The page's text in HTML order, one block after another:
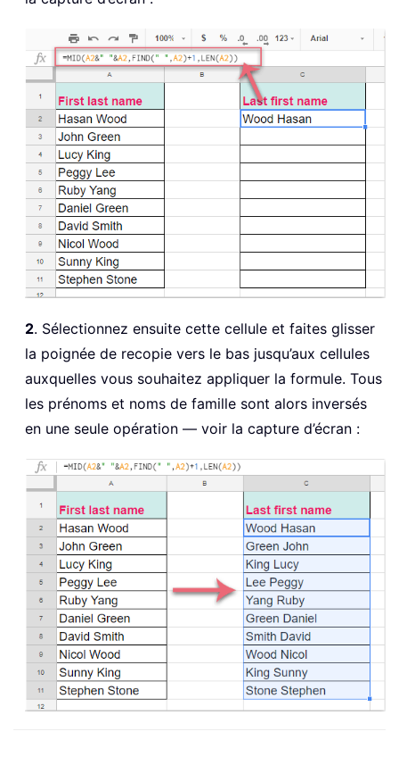
2. Sélectionnez ensuite cette cellule et faites glisser
la poignée de recopie vers le bas jusqu’aux cellules
auxquelles vous souhaitez appliquer la formule. Tous
les prénoms et noms de famille sont alors inversés
en une seule opération — voir la capture d’écran :